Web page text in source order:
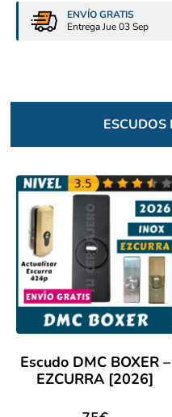
ENVÍO GRATIS
Entrega Jue 03 Sep
Escudo DMC BOXER –
EZCURRA [2026]